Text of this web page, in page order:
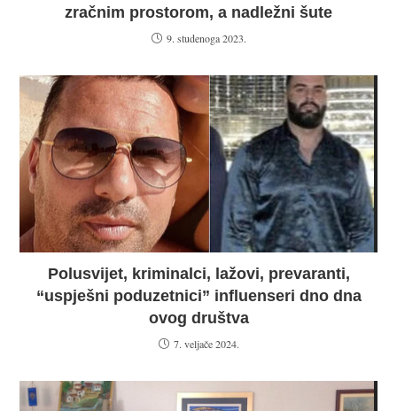
zračnim prostorom, a nadležni šute
9. studenoga 2023.
Polusvijet, kriminalci, lažovi, prevaranti,
“uspješni poduzetnici” influenseri dno dna
ovog društva
7. veljače 2024.